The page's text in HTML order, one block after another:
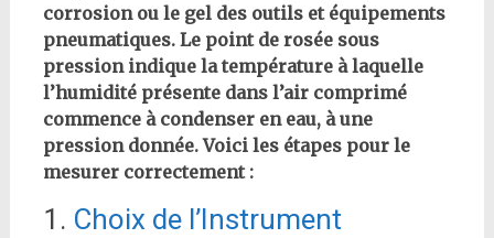
corrosion ou le gel des outils et équipements
pneumatiques. Le point de rosée sous
pression indique la température à laquelle
l’humidité présente dans l’air comprimé
commence à condenser en eau, à une
pression donnée. Voici les étapes pour le
mesurer correctement :
1. Choix de l’Instrument